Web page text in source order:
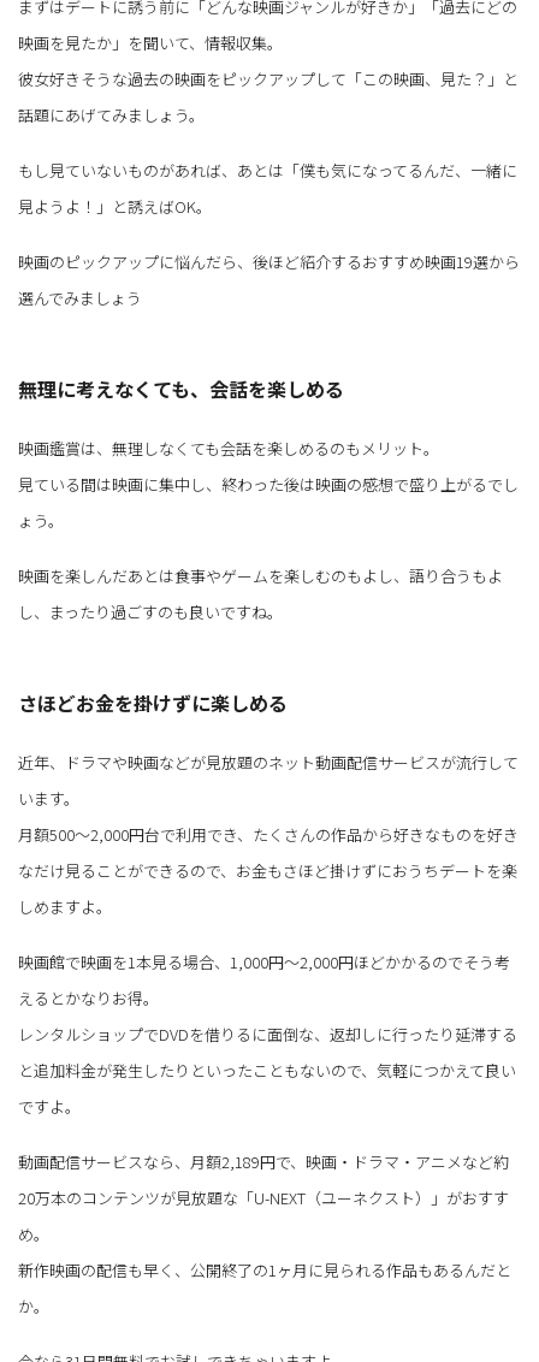
まずはデートに誘う前に「どんな映画ジャンルが好きか」「過去にどの
映画を見たか」を聞いて、情報収集。
彼女好きそうな過去の映画をピックアップして「この映画、見た？」と
話題にあげてみましょう。
もし見ていないものがあれば、あとは「僕も気になってるんだ、一緒に
見ようよ！」と誘えばOK。
映画のピックアップに悩んだら、後ほど紹介するおすすめ映画19選から
選んでみましょう
無理に考えなくても、会話を楽しめる
映画鑑賞は、無理しなくても会話を楽しめるのもメリット。
見ている間は映画に集中し、終わった後は映画の感想で盛り上がるでし
ょう。
映画を楽しんだあとは食事やゲームを楽しむのもよし、語り合うもよ
し、まったり過ごすのも良いですね。
さほどお金を掛けずに楽しめる
近年、ドラマや映画などが見放題のネット動画配信サービスが流行して
います。
月額500～2,000円台で利用でき、たくさんの作品から好きなものを好き
なだけ見ることができるので、お金もさほど掛けずにおうちデートを楽
しめますよ。
映画館で映画を1本見る場合、1,000円～2,000円ほどかかるのでそう考
えるとかなりお得。
レンタルショップでDVDを借りるに面倒な、返却しに行ったり延滞する
と追加料金が発生したりといったこともないので、気軽につかえて良い
ですよ。
動画配信サービスなら、月額2,189円で、映画・ドラマ・アニメなど約
20万本のコンテンツが見放題な「U-NEXT（ユーネクスト）」がおすす
め。
新作映画の配信も早く、公開終了の1ヶ月に見られる作品もあるんだと
か。